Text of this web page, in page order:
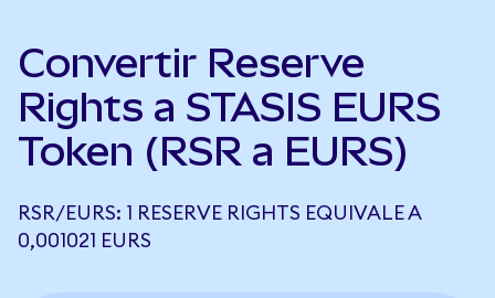
Convertir Reserve
Rights a STASIS EURS
Token (RSR a EURS)
RSR/EURS: 1 RESERVE RIGHTS EQUIVALE A
0,001021 EURS